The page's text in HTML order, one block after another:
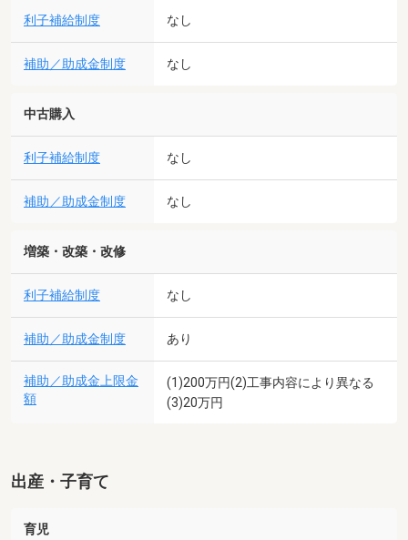
利子補給制度 なし
補助／助成金制度 なし
中古購入
利子補給制度 なし
補助／助成金制度 なし
増築・改築・改修
利子補給制度 なし
補助／助成金制度 あり
補助／助成金上限金
額
(1)200万円(2)工事内容により異なる
(3)20万円
出産・子育て
育児